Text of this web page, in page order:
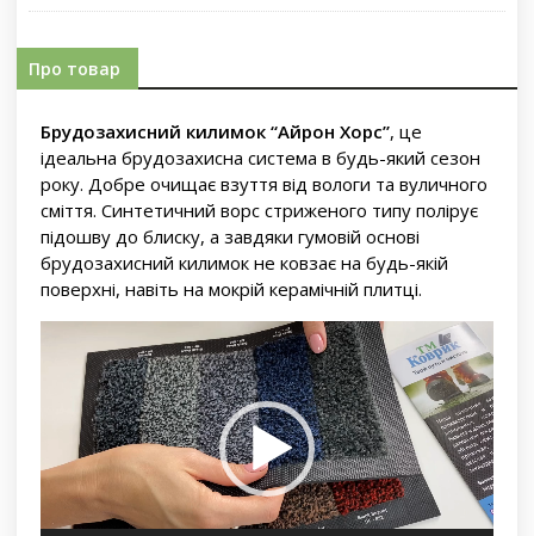
Про товар
Брудозахисний килимок “Айрон Хорс”, це
ідеальна брудозахисна система в будь-який сезон
року. Добре очищає взуття від вологи та вуличного
сміття. Синтетичний ворс стриженого типу полірує
підошву до блиску, а завдяки гумовій основі
брудозахисний килимок не ковзає на будь-якій
поверхні, навіть на мокрій керамічній плитці.
Відеопрогравач